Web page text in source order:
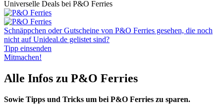
Universelle Deals bei P&O Ferries
Schnäppchen oder Gutscheine von P&O Ferries gesehen, die noch
nicht auf Unideal.de gelistet sind?
Tipp einsenden
Mitmachen!
Alle Infos zu P&O Ferries
Sowie Tipps und Tricks um bei P&O Ferries zu sparen.